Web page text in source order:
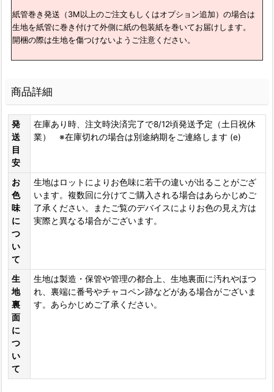
紙管巻き発送（3M以上のご注文もしくはオプション追加）の場合は
生地を紙管に巻き付けて外側に紙の包装紙を巻いてお届けします。
開梱の際は生地を傷つけないようご注意ください。
商品詳細
発
送
目
安
在庫あり時、注文時決済完了で8/12頃発送予定（土日祝休
業） ※在庫切れの場合は別途納期をご連絡します (e)
お
色
味
に
つ
い
て
生地はロットによりお色味に若干の違いが出ることがござ
います。複数回に分けてご購入される場合はあらかじめご
了承ください。またご覧のデバイスによりお色の見え方は
実際と異なる場合がございます。
生
地
裏
面
に
つ
い
て
生地は製造・保管や管理の都合上、生地裏面に汚れやほつ
れ、裏端に番号やチャコペン跡などがある場合がございま
す。あらかじめご了承ください。